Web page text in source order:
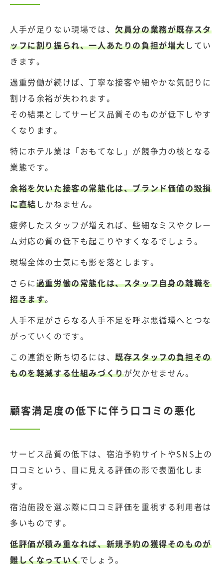
人手が足りない現場では、欠員分の業務が既存スタ
ッフに割り振られ、一人あたりの負担が増大してい
きます。
過重労働が続けば、丁寧な接客や細やかな気配りに
割ける余裕が失われます。
その結果としてサービス品質そのものが低下しやす
くなります。
特にホテル業は「おもてなし」が競争力の核となる
業態です。
余裕を欠いた接客の常態化は、ブランド価値の毀損
に直結しかねません。
疲弊したスタッフが増えれば、些細なミスやクレー
ム対応の質の低下も起こりやすくなるでしょう。
現場全体の士気にも影を落とします。
さらに過重労働の常態化は、スタッフ自身の離職を
招きます。
人手不足がさらなる人手不足を呼ぶ悪循環へとつな
がっていくのです。
この連鎖を断ち切るには、既存スタッフの負担その
ものを軽減する仕組みづくりが欠かせません。
顧客満足度の低下に伴う口コミの悪化
サービス品質の低下は、宿泊予約サイトやSNS上の
口コミという、目に見える評価の形で表面化しま
す。
宿泊施設を選ぶ際に口コミ評価を重視する利用者は
多いものです。
低評価が積み重なれば、新規予約の獲得そのものが
難しくなっていくでしょう。